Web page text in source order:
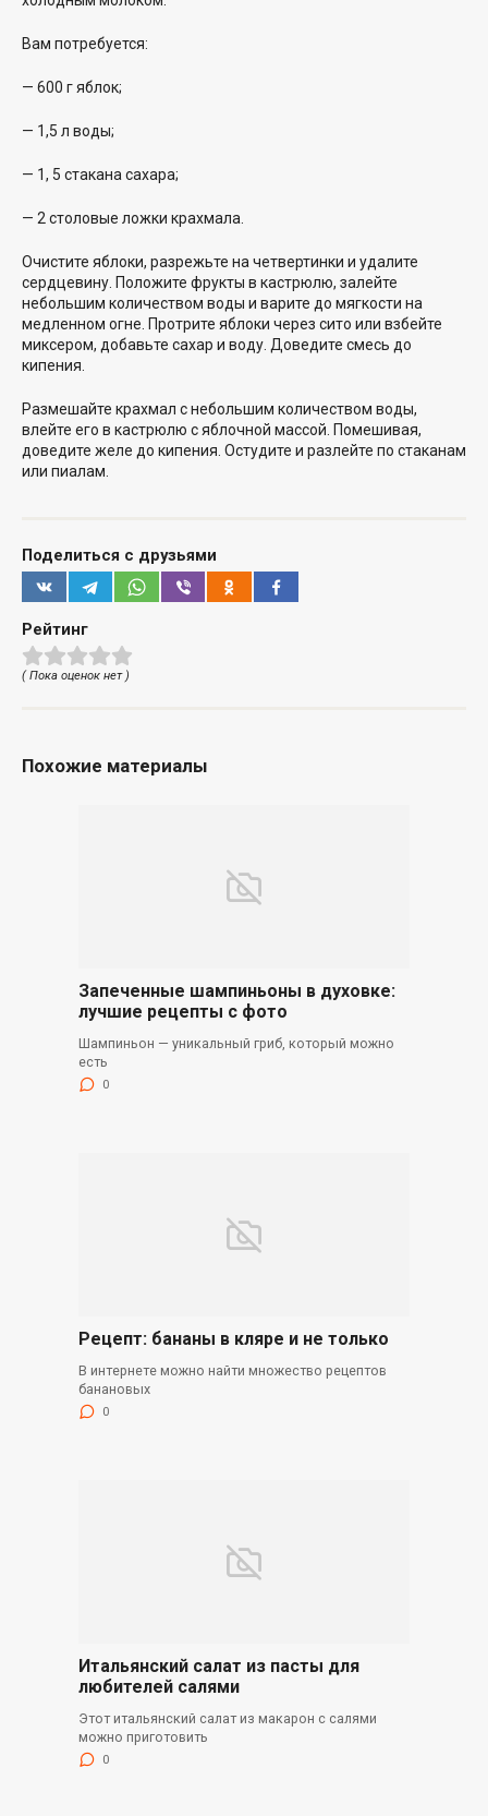
Вам потребуется:
— 600 г яблок;
— 1,5 л воды;
— 1, 5 стакана сахара;
— 2 столовые ложки крахмала.
Очистите яблоки, разрежьте на четвертинки и удалите
сердцевину. Положите фрукты в кастрюлю, залейте
небольшим количеством воды и варите до мягкости на
медленном огне. Протрите яблоки через сито или взбейте
миксером, добавьте сахар и воду. Доведите смесь до
кипения.
Размешайте крахмал с небольшим количеством воды,
влейте его в кастрюлю с яблочной массой. Помешивая,
доведите желе до кипения. Остудите и разлейте по стаканам
или пиалам.
Поделиться с друзьями
Рейтинг
( Пока оценок нет )
Похожие материалы
Запеченные шампиньоны в духовке:
лучшие рецепты с фото
Шампиньон — уникальный гриб, который можно
есть
0
Рецепт: бананы в кляре и не только
В интернете можно найти множество рецептов
банановых
0
Итальянский салат из пасты для
любителей салями
Этот итальянский салат из макарон с салями
можно приготовить
0